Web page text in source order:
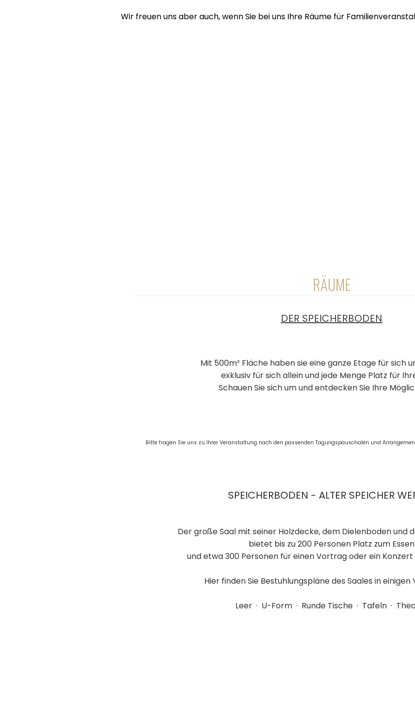
Wir freuen uns aber auch, wenn Sie bei uns Ihre Räume für
RÄUME
DER SPEICHERBODEN
Mit 500m² Fläche haben sie eine ganze Etage für sich
exklusiv für sich allein und jede Menge Platz für
Schauen Sie sich um und entdecken Sie Ihre
Bitte fragen Sie uns zu Ihrer Veranstaltung nach den passenden Tagungspauschalen und
SPEICHERBODEN - ALTER SPEICHER
Der große Saal mit seiner Holzdecke, dem Dielenboden und
bietet bis zu 200 Personen Platz zum Essen
und etwa 300 Personen für einen Vortrag oder ein
Hier finden Sie Bestuhlungspläne des Saales in einigen
Leer · U-Form · Runde Tische · Tafeln ·